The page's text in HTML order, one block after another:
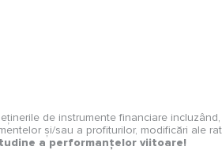
de instrumente financiare
și/sau a profiturilor, modificări ale
a performanțelor viitoare!